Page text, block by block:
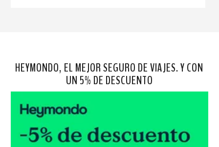
HEYMONDO, EL MEJOR SEGURO DE VIAJES. Y CON
UN 5% DE DESCUENTO